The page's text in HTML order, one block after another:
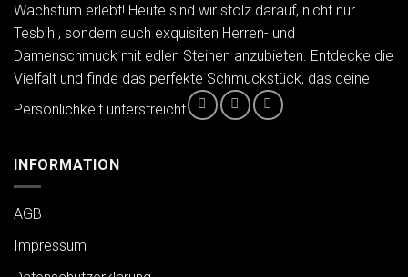
Wachstum erlebt! Heute sind wir stolz darauf, nicht nur
Tesbih , sondern auch exquisiten Herren- und
Damenschmuck mit edlen Steinen anzubieten. Entdecke die
Vielfalt und finde das perfekte Schmuckstück, das deine
Persönlichkeit unterstreicht
INFORMATION
AGB
Impressum